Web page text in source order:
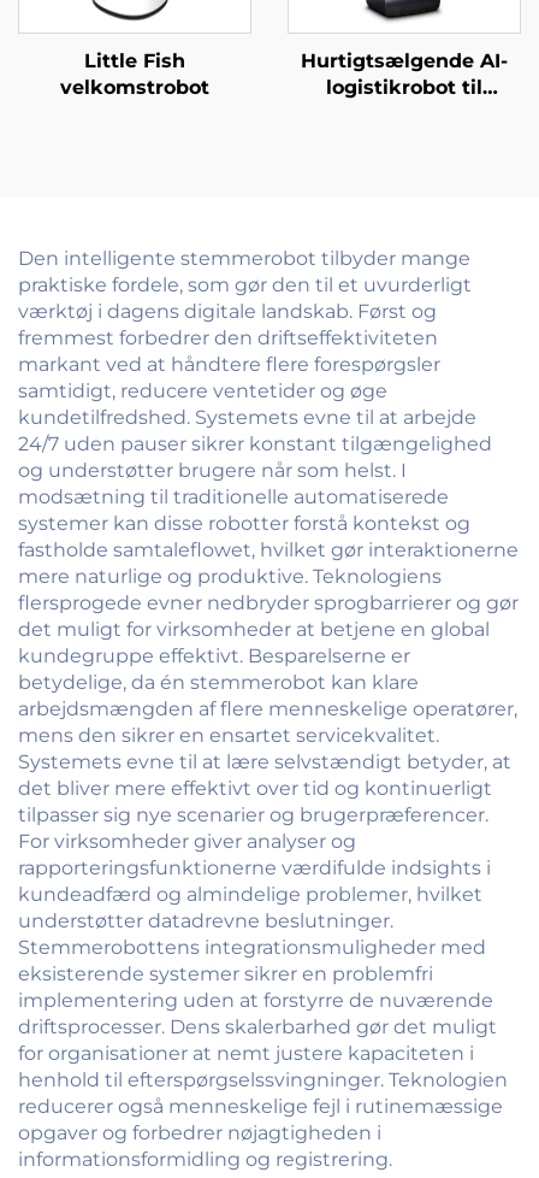
Little Fish
velkomstrobot
Hurtigtsælgende AI-
logistikrobot til
Den intelligente stemmerobot tilbyder mange
praktiske fordele, som gør den til et uvurderligt
værktøj i dagens digitale landskab. Først og
fremmest forbedrer den driftseffektiviteten
markant ved at håndtere flere forespørgsler
samtidigt, reducere ventetider og øge
kundetilfredshed. Systemets evne til at arbejde
24/7 uden pauser sikrer konstant tilgængelighed
og understøtter brugere når som helst. I
modsætning til traditionelle automatiserede
systemer kan disse robotter forstå kontekst og
fastholde samtaleflowet, hvilket gør interaktionerne
mere naturlige og produktive. Teknologiens
flersprogede evner nedbryder sprogbarrierer og gør
det muligt for virksomheder at betjene en global
kundegruppe effektivt. Besparelserne er
betydelige, da én stemmerobot kan klare
arbejdsmængden af flere menneskelige operatører,
mens den sikrer en ensartet servicekvalitet.
Systemets evne til at lære selvstændigt betyder, at
det bliver mere effektivt over tid og kontinuerligt
tilpasser sig nye scenarier og brugerpræferencer.
For virksomheder giver analyser og
rapporteringsfunktionerne værdifulde indsights i
kundeadfærd og almindelige problemer, hvilket
understøtter datadrevne beslutninger.
Stemmerobottens integrationsmuligheder med
eksisterende systemer sikrer en problemfri
implementering uden at forstyrre de nuværende
driftsprocesser. Dens skalerbarhed gør det muligt
for organisationer at nemt justere kapaciteten i
henhold til efterspørgselssvingninger. Teknologien
reducerer også menneskelige fejl i rutinemæssige
opgaver og forbedrer nøjagtigheden i
informationsformidling og registrering.